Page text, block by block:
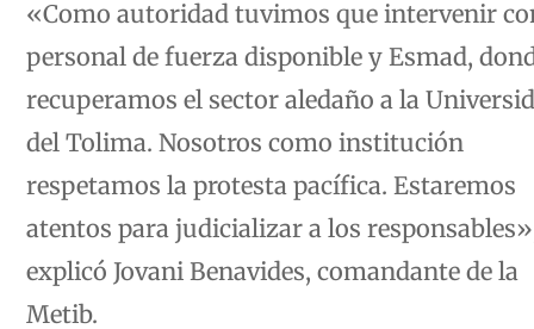
personal de fuerza disponible y Esmad,
recuperamos el sector aledaño a la
del Tolima. Nosotros como institución
respetamos la protesta pacífica. Estaremos
atentos para judicializar a los
explicó Jovani Benavides, comandante de la
Metib.